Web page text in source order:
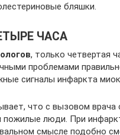
бляшки.
ЧАСА
, только четвертая
проблемами
сигналы инфаркта
что с вызовом врача
люди. При
смысле подобно